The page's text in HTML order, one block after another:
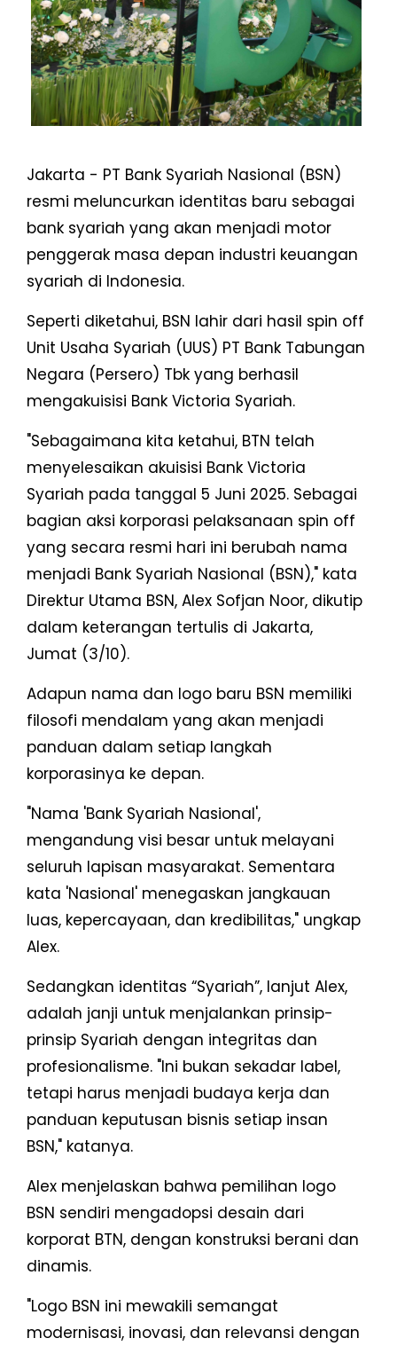
Jakarta - PT Bank Syariah Nasional (BSN)
resmi meluncurkan identitas baru sebagai
bank syariah yang akan menjadi motor
penggerak masa depan industri keuangan
syariah di Indonesia.
Seperti diketahui, BSN lahir dari hasil spin off
Unit Usaha Syariah (UUS) PT Bank Tabungan
Negara (Persero) Tbk yang berhasil
mengakuisisi Bank Victoria Syariah.
"Sebagaimana kita ketahui, BTN telah
menyelesaikan akuisisi Bank Victoria
Syariah pada tanggal 5 Juni 2025. Sebagai
bagian aksi korporasi pelaksanaan spin off
yang secara resmi hari ini berubah nama
menjadi Bank Syariah Nasional (BSN)," kata
Direktur Utama BSN, Alex Sofjan Noor, dikutip
dalam keterangan tertulis di Jakarta,
Jumat (3/10).
Adapun nama dan logo baru BSN memiliki
filosofi mendalam yang akan menjadi
panduan dalam setiap langkah
korporasinya ke depan.
"Nama 'Bank Syariah Nasional',
mengandung visi besar untuk melayani
seluruh lapisan masyarakat. Sementara
kata 'Nasional' menegaskan jangkauan
luas, kepercayaan, dan kredibilitas," ungkap
Alex.
Sedangkan identitas “Syariah”, lanjut Alex,
adalah janji untuk menjalankan prinsip-
prinsip Syariah dengan integritas dan
profesionalisme. "Ini bukan sekadar label,
tetapi harus menjadi budaya kerja dan
panduan keputusan bisnis setiap insan
BSN," katanya.
Alex menjelaskan bahwa pemilihan logo
BSN sendiri mengadopsi desain dari
korporat BTN, dengan konstruksi berani dan
dinamis.
"Logo BSN ini mewakili semangat
modernisasi, inovasi, dan relevansi dengan